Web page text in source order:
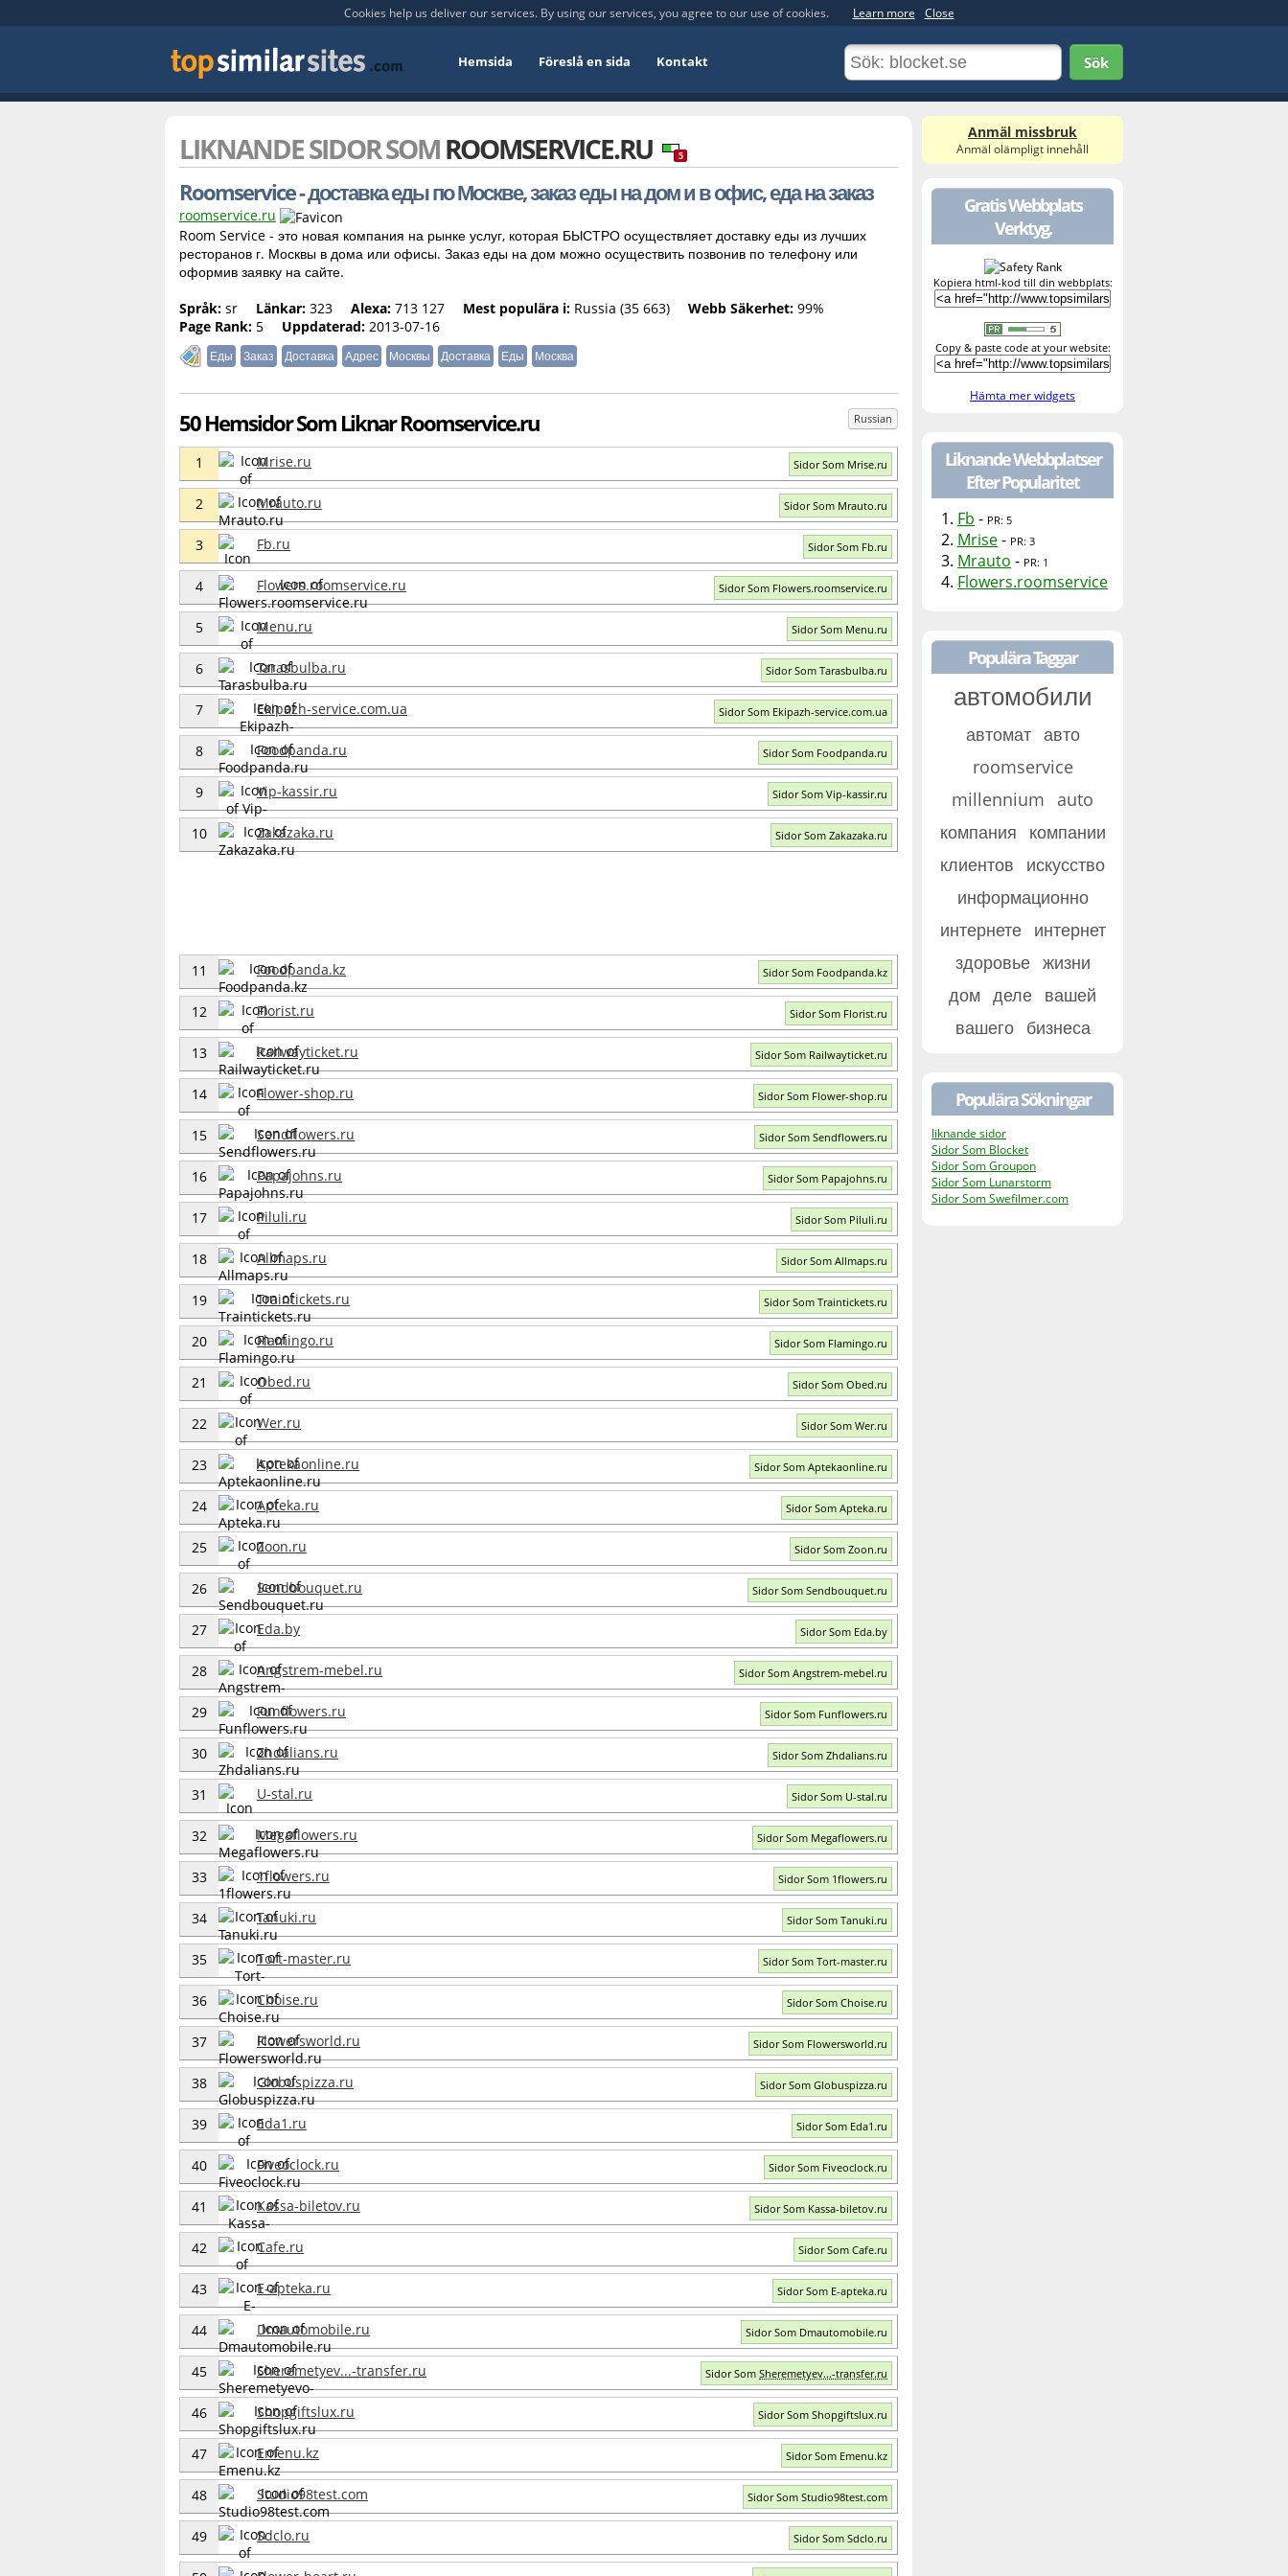
Cookies help us deliver our services. By using our services, you agree to our use of cookies. Learn more Close
Hemsida Föreslå en sida Kontakt Sök
LIKNANDE SIDOR SOMROOMSERVICE.RU 5
Roomservice - доставка еды по Москве, заказ еды на дом и в офис, еда на заказ
roomservice.ru
Room Service - это новая компания на рынке услуг, которая БЫСТРО осуществляет доставку еды из лучших
ресторанов г. Москвы в дома или офисы. Заказ еды на дом можно осуществить позвонив по телефону или
оформив заявку на сайте.
Språk: sr Länkar: 323 Alexa: 713 127 Mest populära i: Russia (35 663) Webb Säkerhet: 99%
Page Rank: 5 Uppdaterad: 2013-07-16
Еды Заказ Доставка Адрес Москвы Доставка Еды Москва
50 Hemsidor Som Liknar Roomservice.ru Russian
1 Mrise.ru Sidor Som Mrise.ru
2 Mrauto.ru Sidor Som Mrauto.ru
3 Fb.ru Sidor Som Fb.ru
4 Flowers.roomservice.ru Sidor Som Flowers.roomservice.ru
5 Menu.ru Sidor Som Menu.ru
6 Tarasbulba.ru Sidor Som Tarasbulba.ru
7 Ekipazh-service.com.ua Sidor Som Ekipazh-service.com.ua
8 Foodpanda.ru Sidor Som Foodpanda.ru
9 Vip-kassir.ru Sidor Som Vip-kassir.ru
10 Zakazaka.ru Sidor Som Zakazaka.ru
11 Foodpanda.kz Sidor Som Foodpanda.kz
12 Florist.ru Sidor Som Florist.ru
13 Railwayticket.ru Sidor Som Railwayticket.ru
14 Flower-shop.ru Sidor Som Flower-shop.ru
15 Sendflowers.ru Sidor Som Sendflowers.ru
16 Papajohns.ru Sidor Som Papajohns.ru
17 Piluli.ru Sidor Som Piluli.ru
18 Allmaps.ru Sidor Som Allmaps.ru
19 Traintickets.ru Sidor Som Traintickets.ru
20 Flamingo.ru Sidor Som Flamingo.ru
21 Obed.ru Sidor Som Obed.ru
22 Wer.ru Sidor Som Wer.ru
23 Aptekaonline.ru Sidor Som Aptekaonline.ru
24 Apteka.ru Sidor Som Apteka.ru
25 Zoon.ru Sidor Som Zoon.ru
26 Sendbouquet.ru Sidor Som Sendbouquet.ru
27 Eda.by Sidor Som Eda.by
28 Angstrem-mebel.ru Sidor Som Angstrem-mebel.ru
29 Funflowers.ru Sidor Som Funflowers.ru
30 Zhdalians.ru Sidor Som Zhdalians.ru
31 U-stal.ru Sidor Som U-stal.ru
32 Megaflowers.ru Sidor Som Megaflowers.ru
33 1flowers.ru Sidor Som 1flowers.ru
34 Tanuki.ru Sidor Som Tanuki.ru
35 Tort-master.ru Sidor Som Tort-master.ru
36 Choise.ru Sidor Som Choise.ru
37 Flowersworld.ru Sidor Som Flowersworld.ru
38 Globuspizza.ru Sidor Som Globuspizza.ru
39 Eda1.ru Sidor Som Eda1.ru
40 Fiveoclock.ru Sidor Som Fiveoclock.ru
41 Kassa-biletov.ru Sidor Som Kassa-biletov.ru
42 Cafe.ru Sidor Som Cafe.ru
43 E-apteka.ru Sidor Som E-apteka.ru
44 Dmautomobile.ru Sidor Som Dmautomobile.ru
45 Sheremetyev...-transfer.ru Sidor Som Sheremetyev...-transfer.ru
46 Shopgiftslux.ru Sidor Som Shopgiftslux.ru
47 Emenu.kz Sidor Som Emenu.kz
48 Studio98test.com Sidor Som Studio98test.com
49 Sdclo.ru Sidor Som Sdclo.ru
Anmäl missbruk
Anmäl olämpligt innehåll
Gratis Webbplats
Verktyg.
Kopiera html-kod till din webbplats:
Copy & paste code at your website:
Hämta mer widgets
Liknande Webbplatser
Efter Popularitet
1. Fb - PR: 5
2. Mrise- PR: 3
3. Mrauto - PR: 1
4. Flowers.roomservice
Populära Taggar
автомобили
автомат авто
roomservice
millennium
auto
компания
компании
клиентов
искусство
информационно
интернете
интернет
здоровье жизни
дом деле вашей
вашего
бизнеса
Populära Sökningar
liknande sidor
Sidor Som Blocket
Sidor Som Groupon
Sidor Som Lunarstorm
Sidor Som Swefilmer.com